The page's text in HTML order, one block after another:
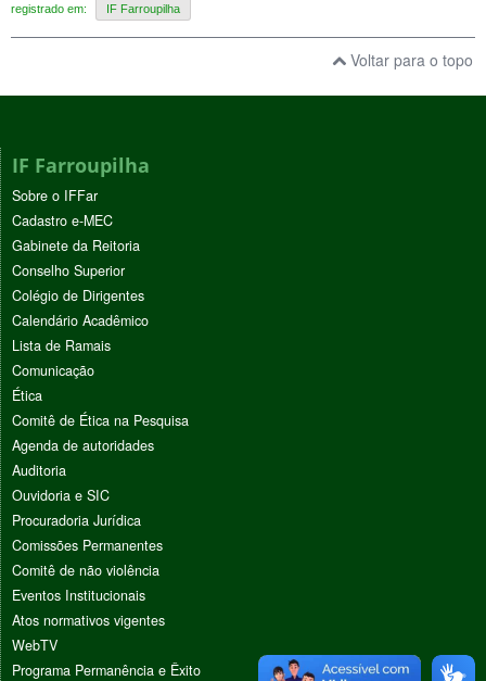
registrado em: IF Farroupilha
Voltar para o topo
IF Farroupilha
Sobre o IFFar
Cadastro e-MEC
Gabinete da Reitoria
Conselho Superior
Colégio de Dirigentes
Calendário Acadêmico
Lista de Ramais
Comunicação
Ética
Comitê de Ética na Pesquisa
Agenda de autoridades
Auditoria
Ouvidoria e SIC
Procuradoria Jurídica
Comissões Permanentes
Comitê de não violência
Eventos Institucionais
Atos normativos vigentes
WebTV
Programa Permanência e Êxito